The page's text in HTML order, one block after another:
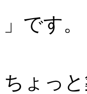
です。
ょっ